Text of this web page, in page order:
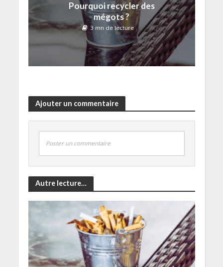
Pourquoi recycler des
mégots ?
3 mn de lecture
Ajouter un commentaire
Poster un commentaire
Autre lecture…